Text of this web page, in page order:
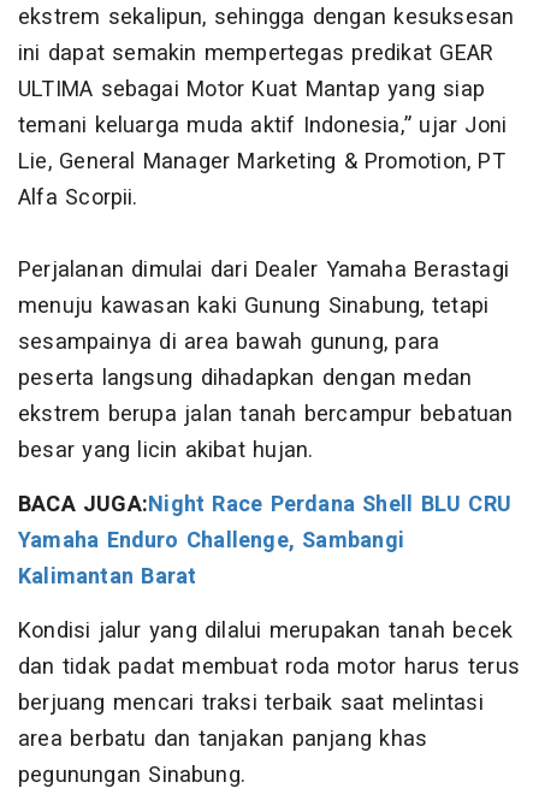
ekstrem sekalipun, sehingga dengan kesuksesan
ini dapat semakin mempertegas predikat GEAR
ULTIMA sebagai Motor Kuat Mantap yang siap
temani keluarga muda aktif Indonesia,” ujar Joni
Lie, General Manager Marketing & Promotion, PT
Alfa Scorpii.
Perjalanan dimulai dari Dealer Yamaha Berastagi
menuju kawasan kaki Gunung Sinabung, tetapi
sesampainya di area bawah gunung, para
peserta langsung dihadapkan dengan medan
ekstrem berupa jalan tanah bercampur bebatuan
besar yang licin akibat hujan.
BACA JUGA:Night Race Perdana Shell BLU CRU
Yamaha Enduro Challenge, Sambangi
Kalimantan Barat
Kondisi jalur yang dilalui merupakan tanah becek
dan tidak padat membuat roda motor harus terus
berjuang mencari traksi terbaik saat melintasi
area berbatu dan tanjakan panjang khas
pegunungan Sinabung.